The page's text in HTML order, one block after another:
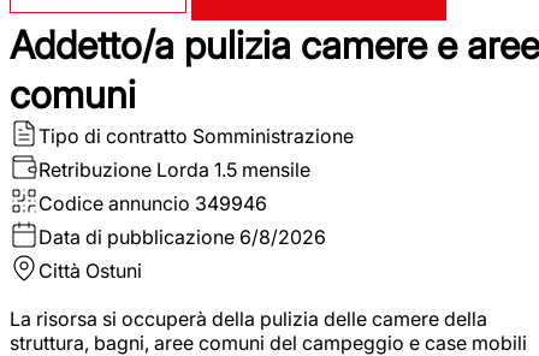
Addetto/a pulizia camere e aree
comuni
Tipo di contratto Somministrazione
Retribuzione Lorda 1.5 mensile
Codice annuncio 349946
Data di pubblicazione 6/8/2026
Città Ostuni
La risorsa si occuperà della pulizia delle camere della
struttura, bagni, aree comuni del campeggio e case mobili